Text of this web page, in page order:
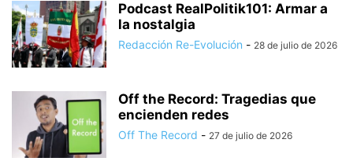
Podcast RealPolitik101: Armar a
la nostalgia
Redacción Re-Evolución - 28 de julio de 2026
Off the Record: Tragedias que
encienden redes
Off The Record - 27 de julio de 2026